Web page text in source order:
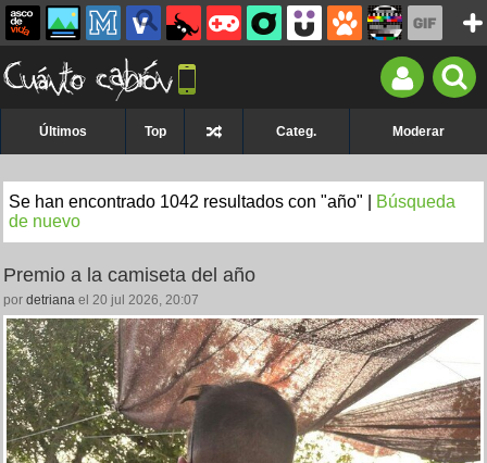
Últimos Top Categ. Moderar
Se han encontrado 1042 resultados con "año" |
Búsqueda
de nuevo
Premio a la camiseta del año
por detriana el 20 jul 2026, 20:07